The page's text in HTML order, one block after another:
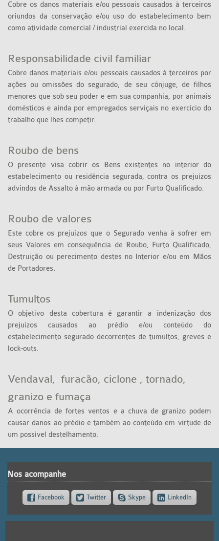
Cobre os danos materiais e/ou pessoais causados à terceiros
oriundos da conservação e/ou uso do estabelecimento bem
como atividade comercial / industrial exercida no local.
Responsabilidade civil familiar
Cobre danos materiais e/ou pessoais causados à terceiros por
ações ou omissões do segurado, de seu cônjuge, de filhos
menores que sob seu poder e em sua companhia, por animais
domésticos e ainda por empregados serviçais no exercício do
trabalho que lhes competir.
Roubo de bens
O presente visa cobrir os Bens existentes no interior do
estabelecimento ou residência segurada, contra os prejuízos
advindos de Assalto à mão armada ou por Furto Qualificado.
Roubo de valores
Este cobre os prejuízos que o Segurado venha à sofrer em
seus Valores em consequência de Roubo, Furto Qualificado,
Destruição ou perecimento destes no Interior e/ou em Mãos
de Portadores.
Tumultos
O objetivo desta cobertura é garantir a indenização dos
prejuízos causados ao prédio e/ou conteúdo do
estabelecimento segurado decorrentes de tumultos, greves e
lock-outs.
Vendaval, furacão, ciclone , tornado,
granizo e fumaça
A ocorrência de fortes ventos e a chuva de granizo podem
causar danos ao prédio e também ao conteúdo em virtude de
um possível destelhamento.
Nos acompanhe
Facebook Twitter Skype LinkedIn